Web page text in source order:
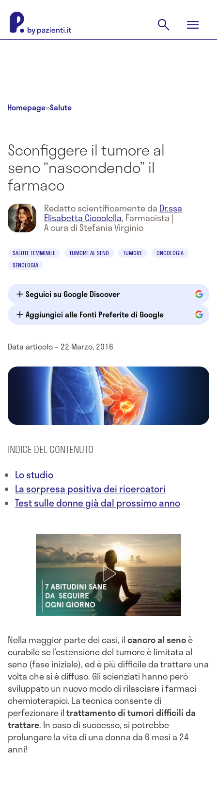
Homepage»Salute
Sconfiggere il tumore al
seno “nascondendo” il
farmaco
Redatto scientificamente da Dr.ssa
Elisabetta Ciccolella, Farmacista |
A cura di Stefania Virginio
SALUTE FEMMINILE TUMORE AL SENO TUMORE
ONCOLOGIA
SENOLOGIA
Seguici su Google Discover
Aggiungici alle Fonti Preferite di Google
Data articolo – 22 Marzo, 2016
INDICE DEL CONTENUTO
Lo studio
La sorpresa positiva dei ricercatori
Test sulle donne già dal prossimo anno
Nella maggior parte dei casi, ilcancroalsenoè
curabile se l’estensione del tumore è limitata al
seno (fase iniziale), ed è più difficile da trattare una
volta che si è diffuso. Gli scienziati hanno però
sviluppato un nuovo modo di rilasciare i farmaci
chemioterapici. La tecnica consente di
perfezionare iltrattamentoditumoridifficili da
trattare. In caso di successo, si potrebbe
prolungare la vita di una donna da 6 mesi a 24
anni!